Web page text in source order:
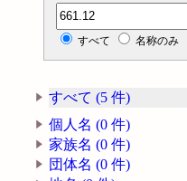
分類記号検索
すべて 名称のみ
すべて (5 件)
個人名 (0 件)
家族名 (0 件)
団体名 (0 件)